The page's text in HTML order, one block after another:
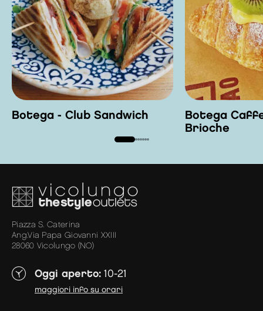
Botega - Club Sandwich
Botega
Brioche
Piazza S. Caterina
Ang.Via Papa Giovanni XXIII
28060 Vicolungo (NO)
Oggi aperto: 10-21
maggiori info su orari